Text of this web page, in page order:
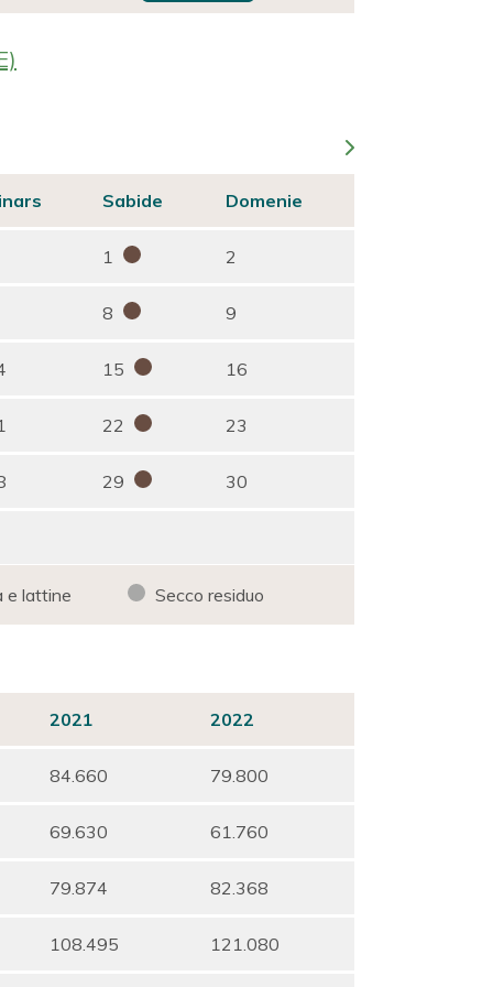
Sabide Domenie
1 2
8 9
15 16
22 23
29 30
e lattine Secco residuo
2021 2022
84.660 79.800
69.630 61.760
79.874 82.368
108.495 121.080